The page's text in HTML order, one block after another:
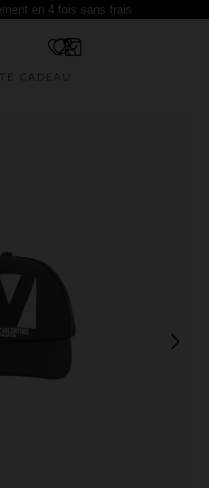
en 4 fois sans frais
CADEAU